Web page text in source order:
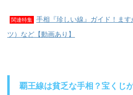
関連特集
手相『珍しい線』ガイド！ま
ツ）など【動画あり】
覇王線は貧乏な手相？宝くじ